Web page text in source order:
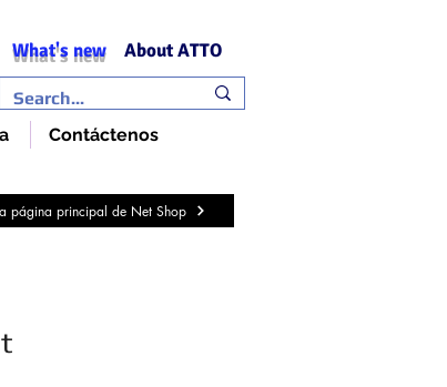
What's new About ATTO
Contáctenos
página principal de Net Shop